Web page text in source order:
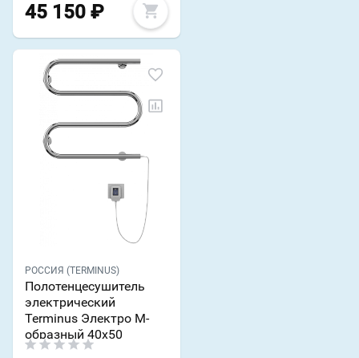
45 150 ₽
РОССИЯ (TERMINUS)
Полотенцесушитель
электрический
Terminus Электро М-
образный 40x50